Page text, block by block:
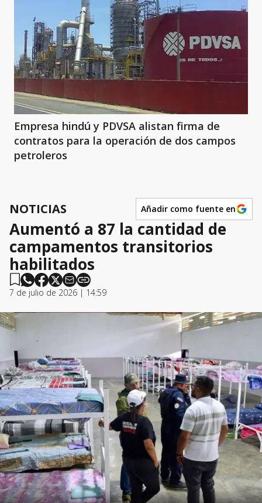
Empresa hindú y PDVSA alistan firma de
contratos para la operación de dos campos
petroleros
NOTICIAS Añadir como fuente en
Aumentó a 87 la cantidad de
campamentos transitorios
habilitados
7 de julio de 2026 | 14:59